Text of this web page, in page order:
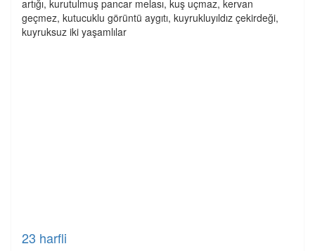
artığı, kurutulmuş pancar melası, kuş uçmaz, kervan
geçmez, kutucuklu görüntü aygıtı, kuyrukluyıldız çekirdeği,
kuyruksuz iki yaşamlılar
23 harfli